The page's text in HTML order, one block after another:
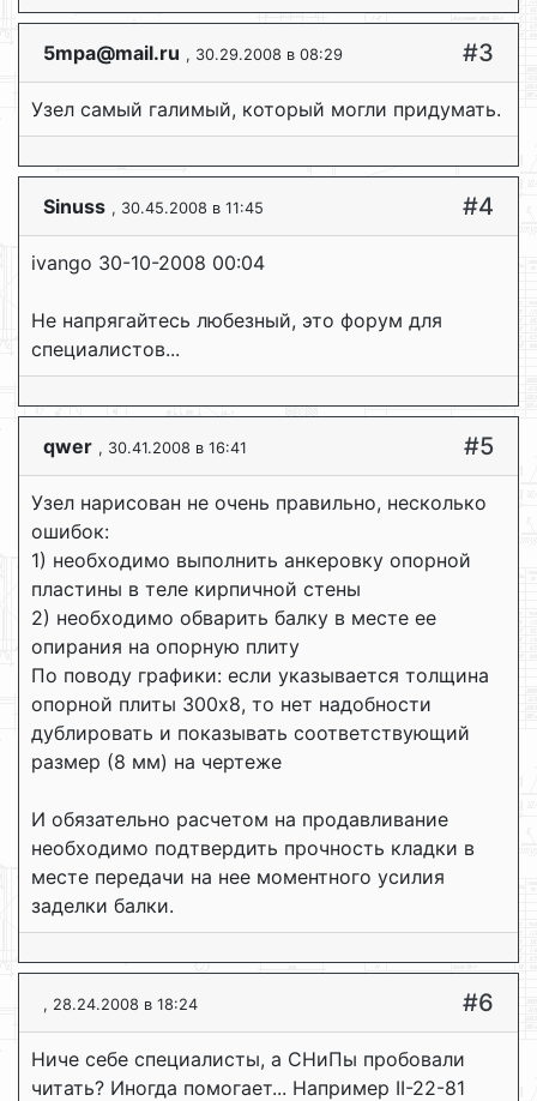
5mpa@mail.ru , 30.29.2008 в 08:29 #3
Узел самый галимый, который могли придумать.
Sinuss , 30.45.2008 в 11:45 #4
ivango 30-10-2008 00:04
Не напрягайтесь любезный, это форум для
специалистов...
qwer , 30.41.2008 в 16:41 #5
Узел нарисован не очень правильно, несколько
ошибок:
1) необходимо выполнить анкеровку опорной
пластины в теле кирпичной стены
2) необходимо обварить балку в месте ее
опирания на опорную плиту
По поводу графики: если указывается толщина
опорной плиты 300x8, то нет надобности
дублировать и показывать соответствующий
размер (8 мм) на чертеже
И обязательно расчетом на продавливание
необходимо подтвердить прочность кладки в
месте передачи на нее моментного усилия
заделки балки.
, 28.24.2008 в 18:24 #6
Ниче себе специалисты, а СНиПы пробовали
читать? Иногда помогает... Например II-22-81